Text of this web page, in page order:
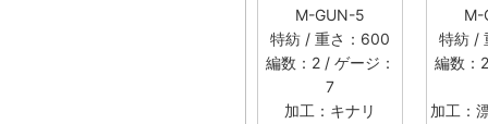
M-GUN-5
特紡 / 重さ：600
編数：2 / ゲージ：
7
加工：キナリ
M-
特紡 /
編数：
加工：